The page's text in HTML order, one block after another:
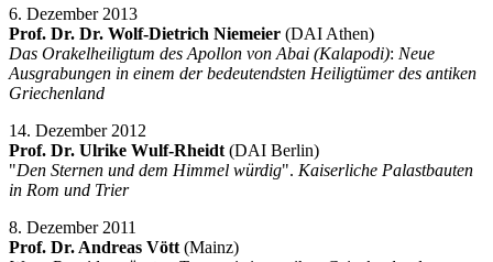
6. Dezember 2013
Prof. Dr. Dr. Wolf-Dietrich Niemeier (DAI Athen)
Das Orakelheiligtum des Apollon von Abai (Kalapodi): Neue
Ausgrabungen in einem der bedeutendsten Heiligtümer des antiken
Griechenland
14. Dezember 2012
Prof. Dr. Ulrike Wulf-Rheidt (DAI Berlin)
"Den Sternen und dem Himmel würdig". Kaiserliche Palastbauten
in Rom und Trier
8. Dezember 2011
Prof. Dr. Andreas Vött (Mainz)